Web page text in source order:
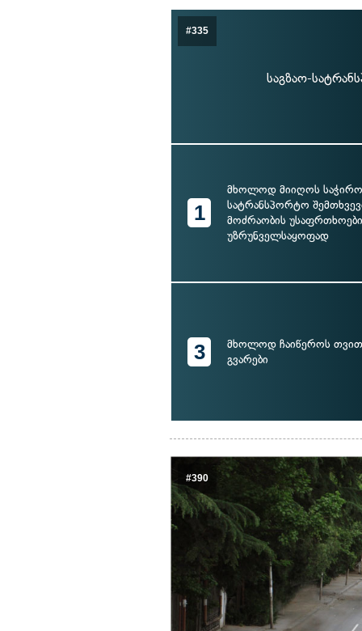
#335
საგზაო-
1
მხოლოდ მიიღოს საჭირო
სატრანსპორტო
მოძრაობის
უზრუნველსაყოფად
3
მხოლოდ ჩაიწეროს
გვარები
#390